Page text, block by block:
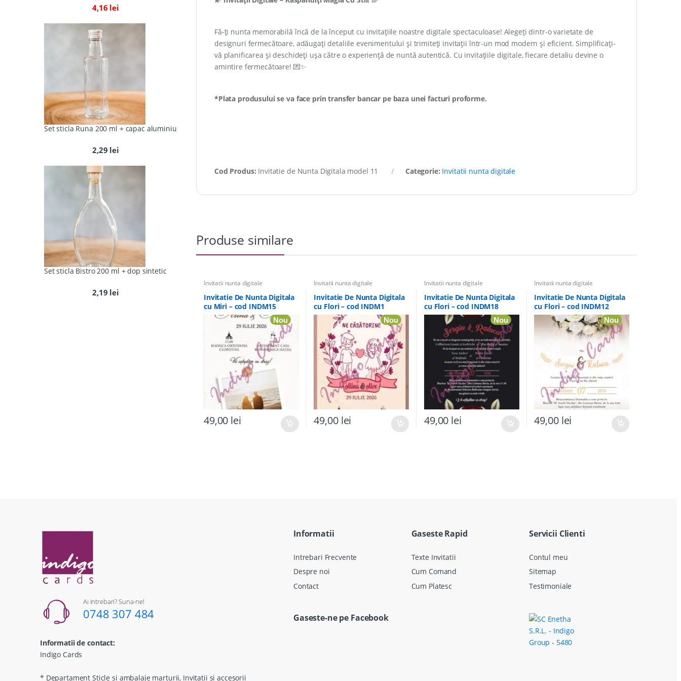
Fă-ți nunta memorabilă încă de la început cu invitațiile noastre digitale spectaculoase! Alegeți dintr-o varietate de
designuri fermecătoare, adăugați detaliile evenimentului și trimiteți invitații într-un mod modern și eficient. Simplificați-
vă planificarea și deschideți ușa către o experiență de nuntă autentică. Cu invitațiile digitale, fiecare detaliu devine o
amintire fermecătoare! 💌✨
*Plata produsului se va face prin transfer bancar pe baza unei facturi proforme.
Cod Produs: Invitatie de Nunta Digitala model 11 Categorie: Invitatii nunta digitale
Produse similare
Invitatii nunta digitale
Invitatie De Nunta Digitala
cu Miri – cod INDM15
Nou
49,00 lei
Invitatii nunta digitale
Invitatie De Nunta Digitala
cu Flori – cod INDM1
Nou
49,00 lei
Invitatii nunta digitale
Invitatie De Nunta Digitala
cu Flori – cod INDM18
Nou
49,00 lei
Invitatii nunta digitale
Invitatie De Nunta Digitala
cu Flori – cod INDM12
Nou
49,00 lei
4,16 lei
Set sticla Runa 200 ml + capac aluminiu
2,29 lei
Set sticla Bistro 200 ml + dop sintetic
2,19 lei
Ai intrebari? Suna-ne!
0748 307 484
Informatii de contact:
Indigo Cards
* Departament Sticle si ambalaje marturii, Invitatii si accesorii
Informatii
Intrebari Frecvente
Despre noi
Contact
Gaseste Rapid
Texte Invitatii
Cum Comand
Cum Platesc
Servicii Clienti
Contul meu
Sitemap
Testimoniale
Gaseste-ne pe Facebook